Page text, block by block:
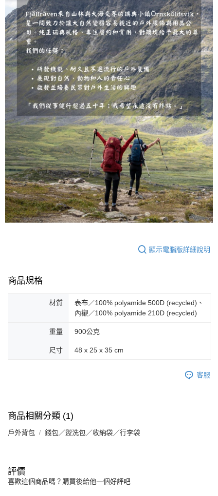
顯示電腦版詳細說明
商品規格
材質
表布／100% polyamide 500D (recycled)、
內襯／100% polyamide 210D (recycled)
重量 900公克
尺寸 48 x 25 x 35 cm
客服
商品相關分類 (1)
戶外背包 錢包／盥洗包／收納袋／行李袋
評價
喜歡這個商品嗎？購買後給他一個好評吧